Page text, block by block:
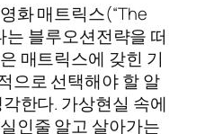
화 매트릭스(“The
는 블루오션전략을 떠
매트릭스에 갖힌 기
으로 선택해야 할 알
한다. 가상현실 속에
인줄 알고 살아가는